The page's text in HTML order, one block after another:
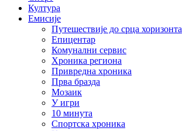
Култура
Емисије
Путешествије до срца хоризонта
Епицентар
Комунални сервис
Хроника региона
Привредна хроника
Прва бразда
Мозаик
У игри
10 минута
Спортска хроника